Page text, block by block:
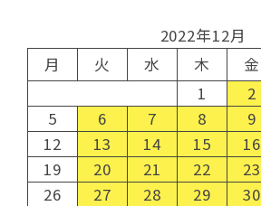
2022年12月
月
火 水 木 金
1
2
5
6 7 8 9
12
13 14 15 16
19
20 21 22 23
26
27 28 29 30